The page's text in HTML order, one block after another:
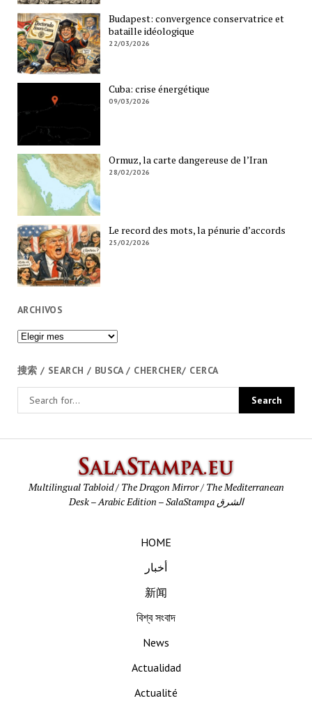
Budapest: convergence conservatrice et
bataille idéologique
22/03/2026
Cuba: crise énergétique
09/03/2026
Ormuz, la carte dangereuse de l’Iran
28/02/2026
Le record des mots, la pénurie d’accords
25/02/2026
ARCHIVOS
Archivos
搜索 / SEARCH / BUSCA / CHERCHER/ CERCA
Multilingual Tabloid / The Dragon Mirror / The Mediterranean
Desk – Arabic Edition – SalaStampa الشرق
HOME
أخبار
新闻
বিশ্ব সংবাদ
News
Actualidad
Actualité